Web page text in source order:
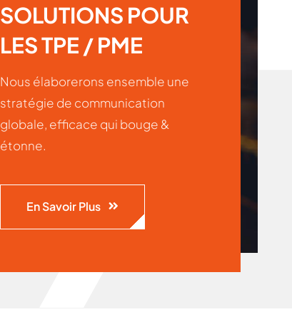
SOLUTIONS POUR
LES TPE / PME
Nous élaborerons ensemble une
stratégie de communication
globale, efficace qui bouge &
étonne.
En Savoir Plus